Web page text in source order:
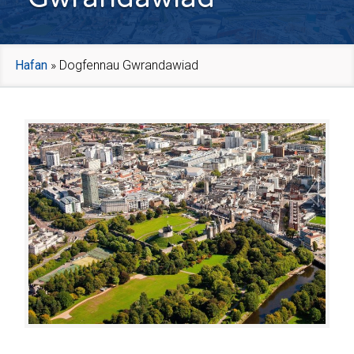
Hafan » Dogfennau Gwrandawiad